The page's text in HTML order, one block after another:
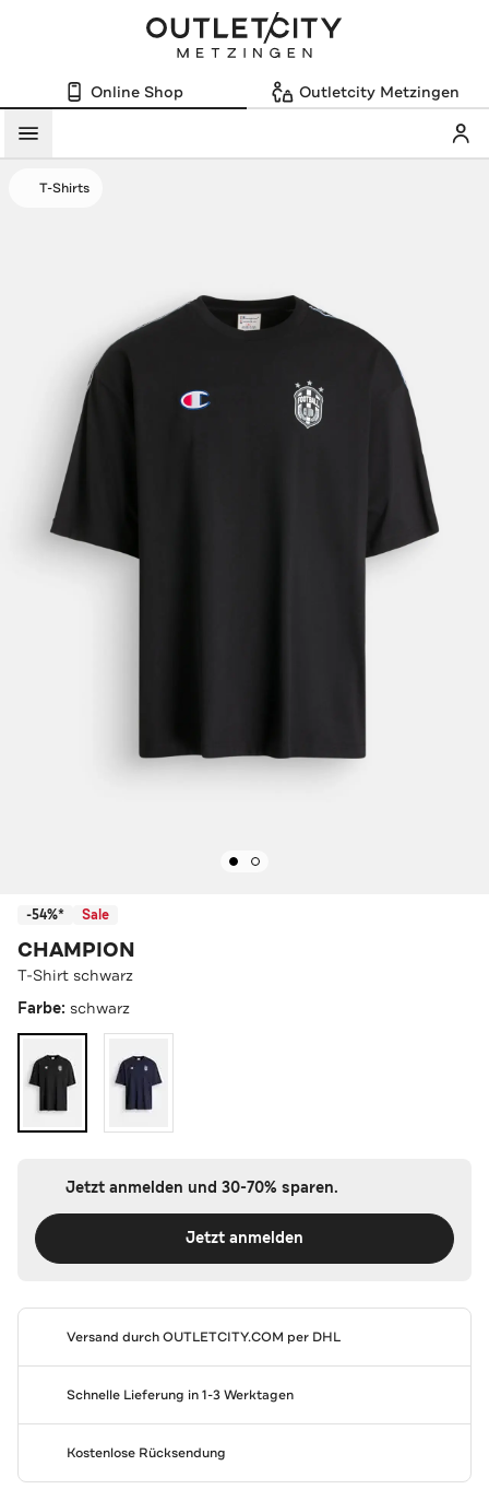
Online Shop Outletcity Metzingen
Menü
T-Shirts
-54%* Sale
CHAMPION
T-Shirt schwarz
Farbe: schwarz
Jetzt anmelden und 30-70% sparen.
Jetzt anmelden
Versand durchOUTLETCITY.COM per DHL
Schnelle Lieferung in 1-3 Werktagen
Kostenlose Rücksendung